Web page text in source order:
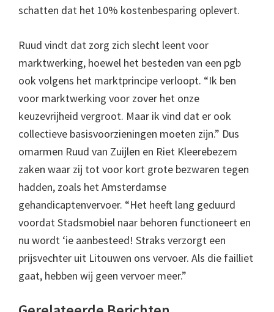
schatten dat het 10% kostenbesparing oplevert.
Ruud vindt dat zorg zich slecht leent voor
marktwerking, hoewel het besteden van een pgb
ook volgens het marktprincipe verloopt. “Ik ben
voor marktwerking voor zover het onze
keuzevrijheid vergroot. Maar ik vind dat er ook
collectieve basisvoorzieningen moeten zijn.” Dus
omarmen Ruud van Zuijlen en Riet Kleerebezem
zaken waar zij tot voor kort grote bezwaren tegen
hadden, zoals het Amsterdamse
gehandicaptenvervoer. “Het heeft lang geduurd
voordat Stadsmobiel naar behoren functioneert en
nu wordt ‘ie aanbesteed! Straks verzorgt een
prijsvechter uit Litouwen ons vervoer. Als die failliet
gaat, hebben wij geen vervoer meer.”